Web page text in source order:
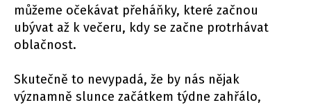
můžeme očekávat přeháňky, které začnou
ubývat až k večeru, kdy se začne protrhávat
oblačnost.
Skutečně to nevypadá, že by nás nějak
významně slunce začátkem týdne zahřálo,